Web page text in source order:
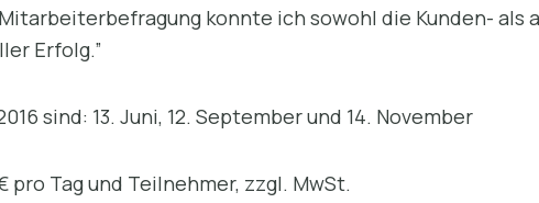
konnte ich sowohl die Kunden-
Erfolg.”
sind: 13. Juni, 12. September und 14. November
pro Tag und Teilnehmer, zzgl. MwSt.